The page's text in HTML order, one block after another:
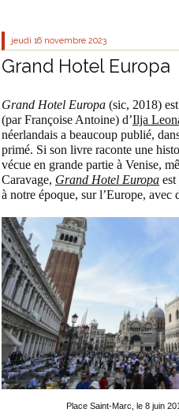
jeudi 16 novembre 2023
Grand Hotel Europa
Grand Hotel Europa (sic, 2018)
(par Françoise Antoine) d’Ilja
néerlandais a beaucoup publié,
primé. Si son livre raconte une
vécue en grande partie à Venise,
Caravage, Grand Hotel Europa
à notre époque, sur l’Europe, avec
Place Saint-Marc, le 8 juin